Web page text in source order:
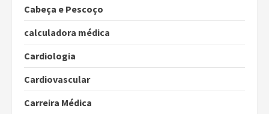
Cabeça e Pescoço
calculadora médica
Cardiologia
Cardiovascular
Carreira Médica